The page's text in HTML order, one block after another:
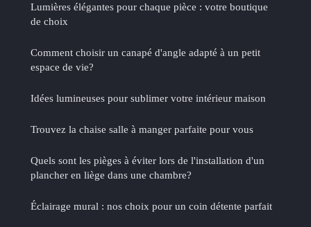
Lumières élégantes pour chaque pièce : votre boutique
de choix
Comment choisir un canapé d'angle adapté à un petit
espace de vie?
Idées lumineuses pour sublimer votre intérieur maison
Trouvez la chaise salle à manger parfaite pour vous
Quels sont les pièges à éviter lors de l'installation d'un
plancher en liège dans une chambre?
Éclairage mural : nos choix pour un coin détente parfait